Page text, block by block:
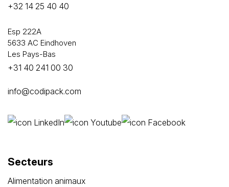
+32 14 25 40 40
Esp 222A
5633 AC Eindhoven
Les Pays-Bas
+31 40 241 00 30
info@codipack.com
Secteurs
Alimentation animaux